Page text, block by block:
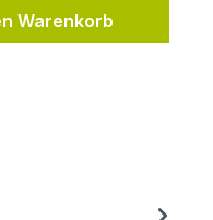
den
Warenkorb